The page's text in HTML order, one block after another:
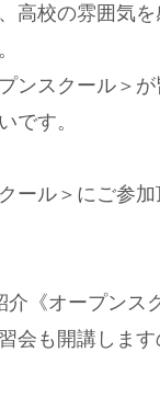
高校の雰囲気
ンスクール＞
です。
ール＞にご参
介《オープンス
会も開講しま